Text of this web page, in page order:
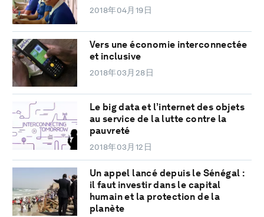
2018年04月19日
Vers une économie interconnectée
et inclusive
2018年03月28日
Le big data et l’internet des objets
au service de la lutte contre la
pauvreté
2018年03月12日
Un appel lancé depuis le Sénégal :
il faut investir dans le capital
humain et la protection de la
planète